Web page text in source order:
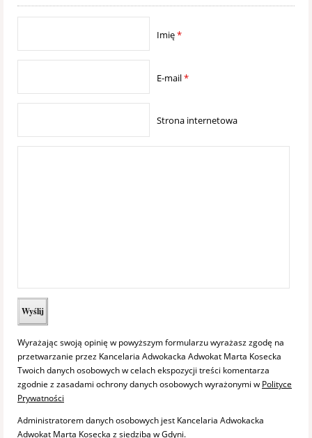
Imię*
E-mail*
Strona internetowa
Wyrażając swoją opinię w powyższym formularzu wyrażasz zgodę na
przetwarzanie przez Kancelaria Adwokacka Adwokat Marta Kosecka
Twoich danych osobowych w celach ekspozycji treści komentarza
zgodnie z zasadami ochrony danych osobowych wyrażonymi w Polityce
Prywatności
Administratorem danych osobowych jest Kancelaria Adwokacka
Adwokat Marta Kosecka z siedzibą w Gdyni.